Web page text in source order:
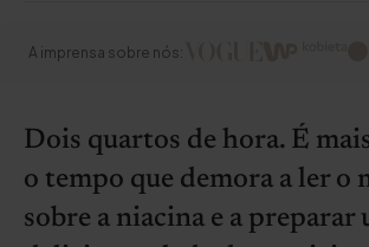
A imprensa sobre nós:
Dois quartos de hora. É
o tempo que demora a ler o
sobre a niacina e a preparar